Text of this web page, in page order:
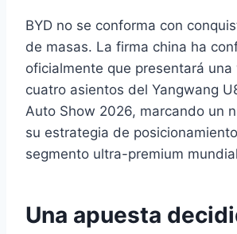
BYD no se conforma con
de masas. La firma china ha
oficialmente que presentará una
cuatro asientos del Yangwang
Auto Show 2026, marcando un
su estrategia de
segmento ultra-premium
Una apuesta